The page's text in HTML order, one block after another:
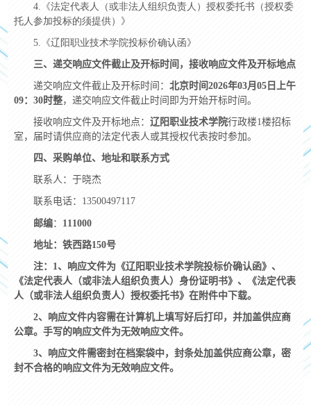
4.《法定代表人（或非法人组织负责人）授权委托书（授权委
托人参加投标的须提供）》
5.《辽阳职业技术学院投标价确认函》
三、递交响应文件截止及开标时间，接收响应文件及开标地点
递交响应文件截止及开标时间： 北京时间 2026年03月05日上午
09：30时整，递交响应文件截止时间即为开始开标时间。
接收响应文件及开标地点： 辽阳职业技术学院行政楼1楼招标
室，届时请供应商的法定代表人或其授权代表按时参加。
四、采购单位、地址和联系方式
联系人：于晓杰
联系电话：13500497117
邮编： 111000
地址：铁西路150号
注： 1、响应文件为《辽阳职业技术学院投标价确认函》、
《法定代表人（或非法人组织负责人）身份证明书》、《法定代表
人（或非法人组织负责人）授权委托书》在附件中下载。
2、响应文件内容需在计算机上填写好后打印，并加盖供应商
公章。手写的响应文件为无效响应文件。
3、响应文件需密封在档案袋中，封条处加盖供应商公章，密
封不合格的响应文件为无效响应文件。